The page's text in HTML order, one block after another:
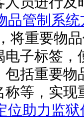
品管制系统
将重要物
子标签
括重要
等，实
位助力监